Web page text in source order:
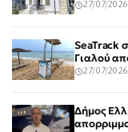
27/07/
SeaTrack
Γιαλού
27/07/2026
Δήμος